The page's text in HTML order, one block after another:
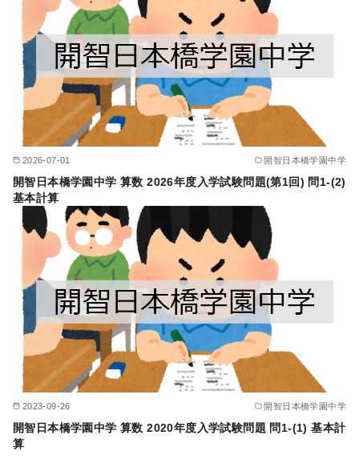
2026-07-01 開智日本橋学園中学
開智日本橋学園中学 算数 2026年度入学試験問題(第1回) 問1-(2)
基本計算
2023-09-26 開智日本橋学園中学
開智日本橋学園中学 算数 2020年度入学試験問題 問1-(1) 基本計
算